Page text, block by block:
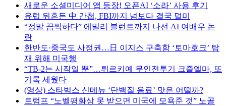
새로운 소셜미디어 앱 등장! 오픈AI ‘소라’ 사용 후기
유럽 뒤흔든 中 간첩, FBI까지 넘보다 결국 덜미
“정말 끔찍하다” 에밀리 블런트까지 나선 AI 여배우 논
란
한반도·중국도 사정권…日 이지스 구축함 ‘토마호크’ 탑
재 위해 미국행
“TB-2는 시작일 뿐”…튀르키예 무인전투기 크즐엘마, 또
기록 세웠다
(영상) 스타벅스 신메뉴 ‘단백질 음료’ 맛은 어떨까?
트럼프 “노벨평화상 못 받으면 미국에 모욕준 것” 노골